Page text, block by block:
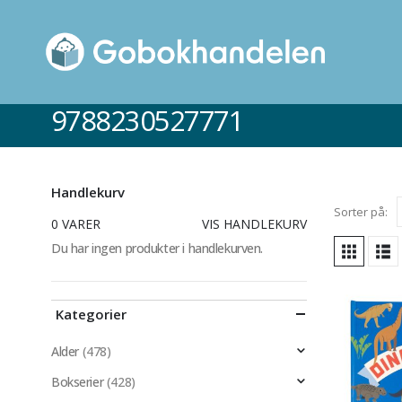
9788230527771
Sorter på:
Handlekurv
0 VARER
VIS HANDLEKURV
Du har ingen produkter i handlekurven.
Kategorier
Alder (478)
Bokserier(428)